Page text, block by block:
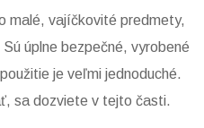
malé, vajíčkovité predmety,
úplne bezpečné, vyrobené
je veľmi jednoduché.
sa dozviete v tejto časti.